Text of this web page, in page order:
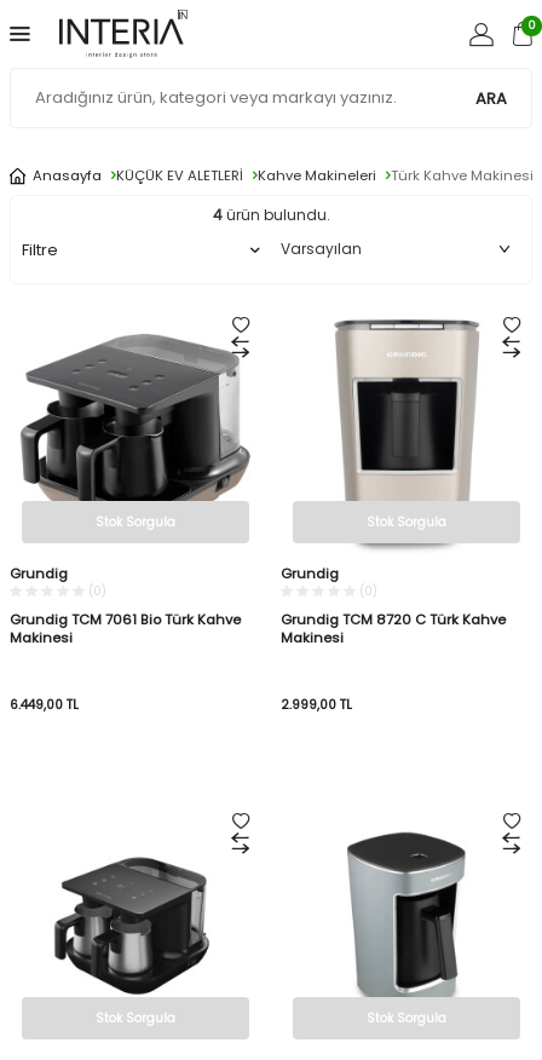
ARA
0
Anasayfa KÜÇÜK EV ALETLERİ Kahve Makineleri Türk Kahve Makinesi
Filtre
4ürün bulundu.
Stok Sorgula
Grundig
(0)
Grundig TCM 7061 Bio Türk Kahve
Makinesi
6.449,00 TL
Stok Sorgula
Grundig
(0)
Grundig TCM 8720 C Türk Kahve
Makinesi
2.999,00 TL
Stok Sorgula Stok Sorgula